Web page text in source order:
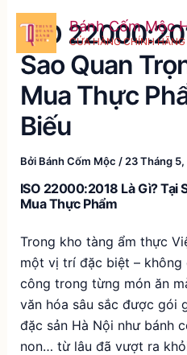
Nhảy
nội
dung
Bánh Cốm Mộc
CỬA HÀNG CHÍNH HÃNG
ISO
Sao Quan
Mua Thực
Biếu
Bởi Bánh Cốm Mộc / 23 Tháng
ISO 22000:2018 Là Gì? Tại
Mua Thực Phẩm
Trong kho tàng ẩm thực
một vị trí đặc biệt – không
công trong từng món ăn
văn hóa sâu sắc được gói
đặc sản Hà Nội như bánh
non… từ lâu đã vượt ra